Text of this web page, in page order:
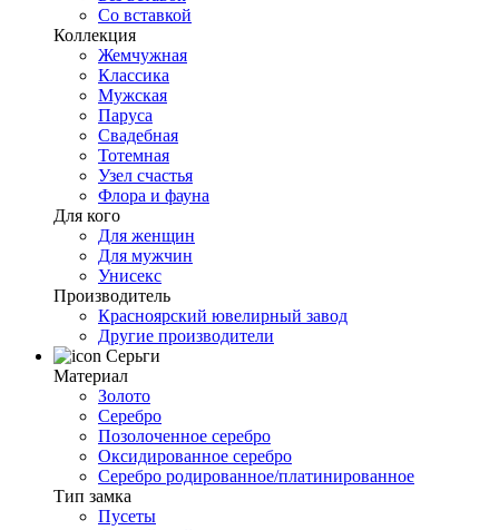
Со вставкой
Коллекция
Жемчужная
Классика
Мужская
Паруса
Свадебная
Тотемная
Узел счастья
Флора и фауна
Для кого
Для женщин
Для мужчин
Унисекс
Производитель
Красноярский ювелирный завод
Другие производители
Серьги
Материал
Золото
Серебро
Позолоченное серебро
Оксидированное серебро
Серебро родированное/платинированное
Тип замка
Пусеты